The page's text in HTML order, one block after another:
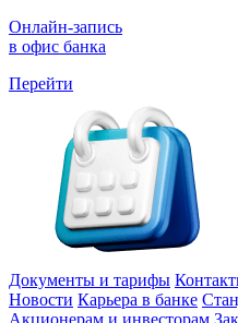
Онлайн-запись
в офис банка
Перейти
Документы и тарифы
Новости Карьера в банке
Акционерам и инвесторам